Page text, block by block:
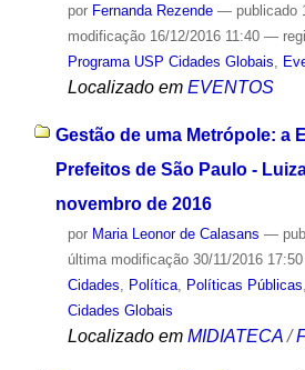
por Fernanda Rezende — publicado
modificação16/12/2016 11:40 —
Programa USP Cidades Globais,
Localizado em EVENTOS
Gestão de uma Metrópole: a
Prefeitos de São Paulo -
novembro de 2016
por Maria Leonor de Calasans —
última modificação30/11/2016 17:50
Cidades
Política, Políticas Públicas
Cidades Globais
Localizado em MIDIATECA /